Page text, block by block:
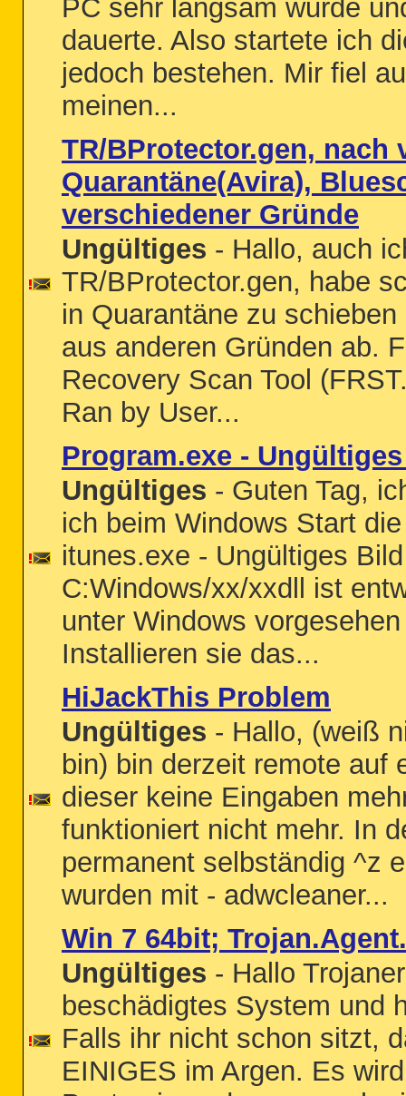
PC sehr langsam wurde
dauerte. Also startete ich
jedoch bestehen. Mir fiel
meinen...
TR/BProtector.gen, nach
Quarantäne(Avira),
verschiedener Gründe
Ungültiges - Hallo, auch
TR/BProtector.gen, habe
in Quarantäne zu
aus anderen Gründen ab.
Recovery Scan Tool
Ran by User...
Program.exe -
Ungültiges - Guten Tag,
ich beim Windows Start
itunes.exe - Ungültiges
C:Windows/xx/xxdll ist
unter Windows
Installieren sie das...
HiJackThis Problem
Ungültiges - Hallo, (weiß
bin) bin derzeit remote auf
dieser keine Eingaben
funktioniert nicht mehr. In
permanent selbständig ^z
wurden mit - adwcleaner...
Win 7 64bit;
Ungültiges - Hallo
beschädigtes System und
Falls ihr nicht schon sitzt,
EINIGES im Argen. Es